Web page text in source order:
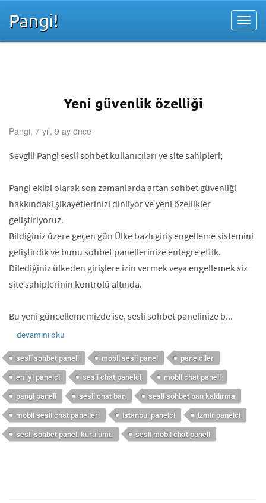
Pangi!
Yeni güvenlik özelliği
Pangi, 7 yıl, 9 ay önce
Sevgili Pangi sesli sohbet kullanıcıları ve site sahipleri;
Pangi ekibi olarak son zamanlarda artan sohbet güvenliği
hakkındaki şikayetlerinizi dinliyor ve yeni özellikler
geliştiriyoruz.
Bildiğiniz üzere geçen gün Ülke bazlı giriş engelleme sistemini
geliştirdik ve bunu sohbet panellerinize entegre ettik.
Dilediğiniz ülkeden girişlere izin vermek veya engellemek siz
site sahiplerinin kontrolü altında.
Bu yeni güncellememizde ise, sesli sohbet panelinize b...
devamını oku
sesli sohbet paneli mobil sesli panel
panelciler
en iyi panelci
sesli chat panelci
mobil chat paneli
pangi paneli
sesli chat ban
sesli sohbet ban kaldırma
mobil sesli chat panelleri
istanbul panelci
izmir panelci
sesli sohbet paneli kurulumu
sesli mobil chat paneli